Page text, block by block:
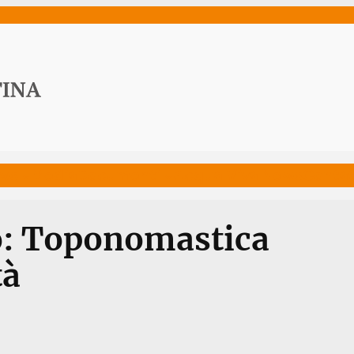
Toponomastica